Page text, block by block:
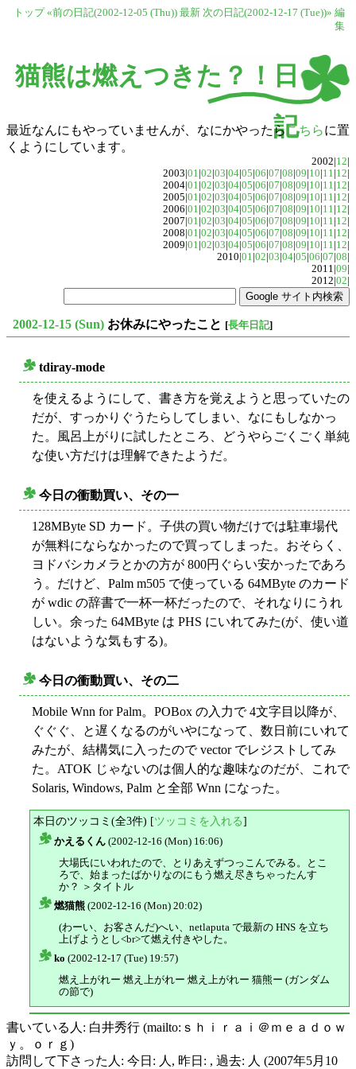
トップ «前の日記(2002-12-05 (Thu)) 最新 次の日記(2002-12-17 (Tue))» 編
集
猫熊は燃えつきた？！日
記
最近なんにもやっていませんが、なにかやったら こちらに置
くようにしています。
2002|12|
2003|01|02|03|04|05|06|07|08|09|10|11|12|
2004|01|02|03|04|05|06|07|08|09|10|11|12|
2005|01|02|03|04|05|06|07|08|09|10|11|12|
2006|01|02|03|04|05|06|07|08|09|10|11|12|
2007|01|02|03|04|05|06|07|08|09|10|11|12|
2008|01|02|03|04|05|06|07|08|09|10|11|12|
2009|01|02|03|04|05|06|07|08|09|10|11|12|
2010|01|02|03|04|05|06|07|08|
2011|09|
2012|02|
2002-12-15 (Sun) お休みにやったこと [長年日記]
tdiray-mode
を使えるようにして、書き方を覚えようと思っていたの
だが、すっかりぐうたらしてしまい、なにもしなかっ
た。風呂上がりに試したところ、どうやらごくごく単純
な使い方だけは理解できたようだ。
今日の衝動買い、その一
128MByte SD カード。子供の買い物だけでは駐車場代
が無料にならなかったので買ってしまった。おそらく、
ヨドバシカメラとかの方が 800円ぐらい安かったであろ
う。だけど、Palm m505 で使っている 64MByte のカード
が wdic の辞書で一杯一杯だったので、それなりにうれ
しい。余った 64MByte は PHS にいれてみた(が、使い道
はないような気もする)。
今日の衝動買い、その二
Mobile Wnn for Palm。POBox の入力で 4文字目以降が、
ぐぐぐ、と遅くなるのがいやになって、数日前にいれて
みたが、結構気に入ったので vector でレジストしてみ
た。ATOK じゃないのは個人的な趣味なのだが、これで
Solaris, Windows, Palm と全部 Wnn になった。
本日のツッコミ(全3件) [ツッコミを入れる]
かえるくん (2002-12-16 (Mon) 16:06)
大場氏にいわれたので、とりあえずつっこんでみる。とこ
ろで、始まったばかりなのにもう燃え尽きちゃったんす
か？ ＞タイトル
燃猫熊 (2002-12-16 (Mon) 20:02)
(わーい、お客さんだ)へい、netlaputa で最新の HNS を立ち
上げようとし<br>て燃え付きやした。
ko (2002-12-17 (Tue) 19:57)
燃え上がれー 燃え上がれー 燃え上がれー 猫熊ー (ガンダム
の節で)
書いている人: 白井秀行 (mailto:ｓｈｉｒａｉ＠ｍｅａｄｏｗ
ｙ。ｏｒｇ)
訪問して下さった人: 今日: 人, 昨日: , 過去: 人 (2007年5月10